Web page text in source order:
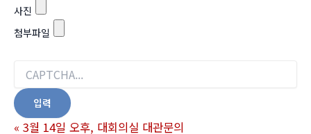
사진
첨부파일
« 3월 14일 오후, 대회의실 대관문의